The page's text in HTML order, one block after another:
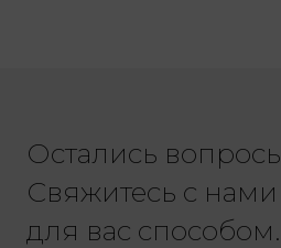
Остались
Свяжитесь с
для вас способом.